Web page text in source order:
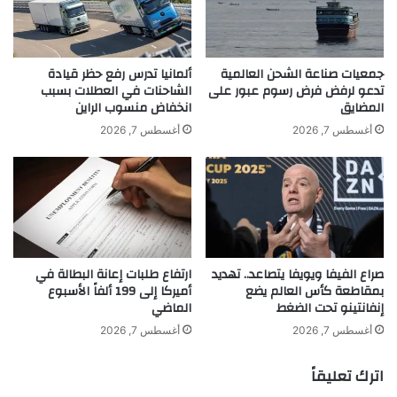
اقرأ أيضًا: صراع الفيفا ويويفا يتصاعد.. تهديد
بمقاطعة كأس العالم يضع إنفانتينو تحت
الضغط
يُذكر أن حجم التبادل التجاري بين روسيا
والصين ارتفع في 2023 بنسبة 26.3% ليصل
إلى 240.11 مليار دولار، ثم حقق في 2024
رقمًا قياسيًا بلغ 244.81 مليار
دولار.أ”.لـ”رويترز”.
ا
ي
م
ت
ا
و
زً
ا
ت
و
ق
ع
ت
ا
ل
أ
ل
ا
ن
ي
ة
ب
ب
ا
ل
و
جمعيات صناعة الشحن العالمية
تدعو لرفض فرض رسوم عبور على
المضايق
أغسطس 7, 2026
ألمانيا تدرس رفع حظر قيادة
الشاحنات في العطلات بسبب
انخفاض منسوب الراين
أغسطس 7, 2026
صراع الفيفا ويويفا يتصاعد.. تهديد
بمقاطعة كأس العالم يضع
إنفانتينو تحت الضغط
أغسطس 7, 2026
ارتفاع طلبات إعانة البطالة في
أميركا إلى 199 ألفاً الأسبوع
الماضي
أغسطس 7, 2026
اترك تعليقاً